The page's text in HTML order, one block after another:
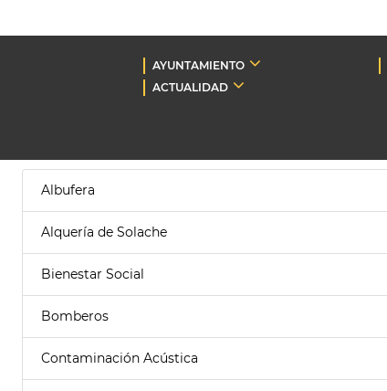
AYUNTAMIENTO
ACTUALIDAD
Albufera
Alquería de Solache
Bienestar Social
Bomberos
Contaminación Acústica